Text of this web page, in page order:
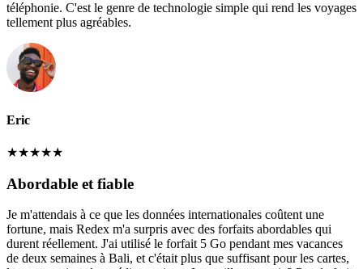
téléphonie. C'est le genre de technologie simple qui rend les voyages
tellement plus agréables.
Eric
★★★★★
Abordable et fiable
Je m'attendais à ce que les données internationales coûtent une
fortune, mais Redex m'a surpris avec des forfaits abordables qui
durent réellement. J'ai utilisé le forfait 5 Go pendant mes vacances
de deux semaines à Bali, et c'était plus que suffisant pour les cartes,